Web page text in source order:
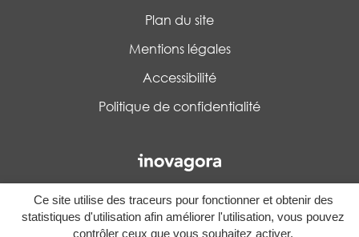
Ce site utilise des traceurs pour fonctionner et obtenir des
statistiques d'utilisation afin améliorer l'utilisation, vous pouvez
contrôler ceux que vous souhaitez activer.
Plan du site
Mentions légales
Accessibilité
Politique de confidentialité